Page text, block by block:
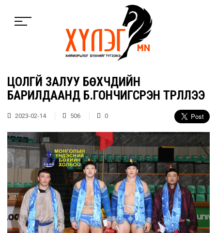
ЦОЛГҮЙ ЗАЛУУ БӨХЧҮҮДИЙН
БАРИЛДААНД Б.ГОНЧИГСҮРЭН ТҮРҮҮЛЛЭЭ
2023-02-14 506 0